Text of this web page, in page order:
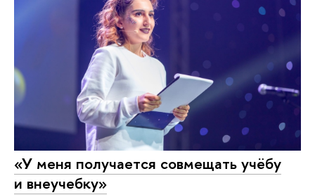
«У меня получается совмещать учёбу
и внеучебку»